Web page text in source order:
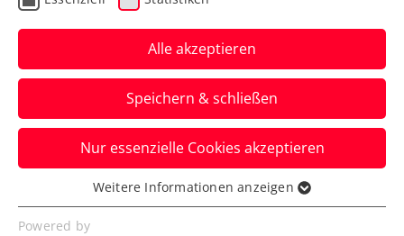
Maximilian Taucher feiert
Doppelsieg bei French
Open
Das ÖTV-Nachwuchstalent triumphiert
bei der Rollstuhl-Juniorenpremiere im
Einzel und Doppel.
Verfasst von: Stefan Schuh, 07.06.2024
Alle akzeptieren
Speichern & schließen
Nur essenzielle Cookies akzeptieren
Essenziell
Essenzielle Cookies werden für grundlegende
Weitere Informationen anzeigen
Powered by